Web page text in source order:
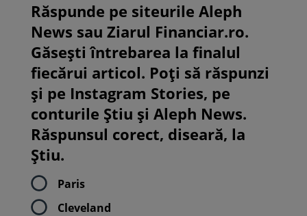
Răspunde pe siteurile Aleph
News sau Ziarul Financiar.ro.
Găsești întrebarea la finalul
fiecărui articol. Poți să răspunzi
și pe Instagram Stories, pe
conturile Știu și Aleph News.
Răspunsul corect, diseară, la
Știu.
Paris
Cleveland